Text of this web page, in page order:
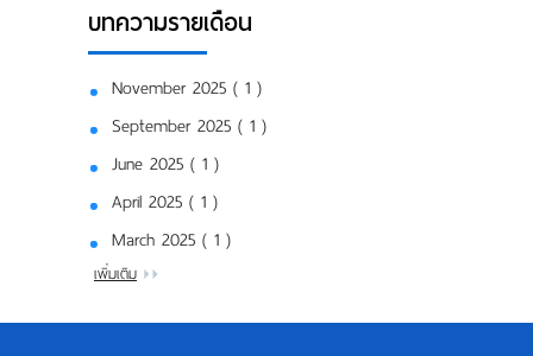
บทความรายเดือน
November 2025 ( 1 )
September 2025 ( 1 )
June 2025 ( 1 )
April 2025 ( 1 )
March 2025 ( 1 )
เพิ่มเติม